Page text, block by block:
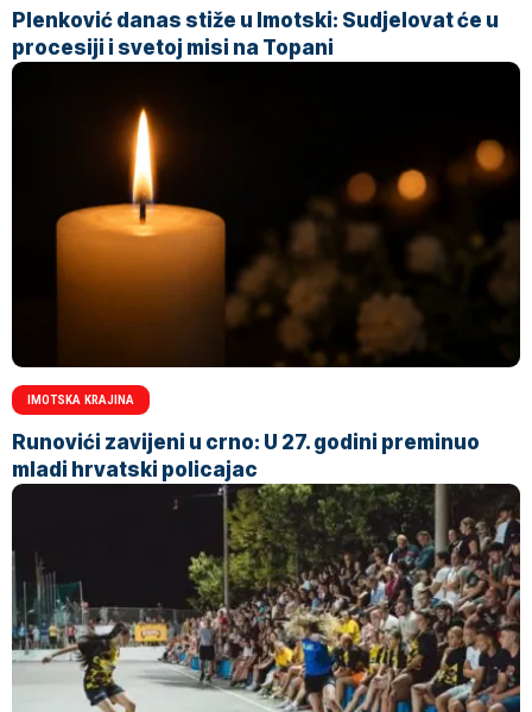
Plenković danas stiže u Imotski: Sudjelovat će u
procesiji i svetoj misi na Topani
IMOTSKA KRAJINA
Runovići zavijeni u crno: U 27. godini preminuo
mladi hrvatski policajac